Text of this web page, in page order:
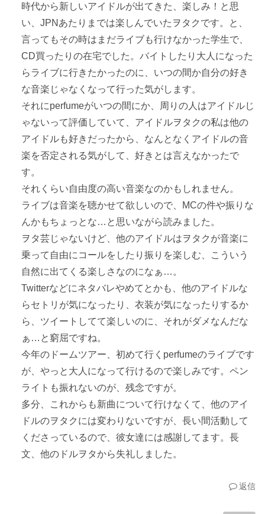
時代から新しいアイドルが出てきた、楽しみ！と思
い、JPNあたりまでは楽しんでいたヲタクです。と、
言ってもその時はまだライブも行けなかった学生で、
CD買ったりの在宅でした。バイトしたり大人になった
らライブに行きたかったのに、いつの間か自分の好き
な音楽じゃなくなって行った気がします。
それにperfumeがいつの間にか、周りの人はアイドルじ
ゃないって評価していて、アイドルヲタクの私は他の
アイドルも好きだったから、なんとなくアイドルの音
楽を否定される気がして、好きとは言えなかったで
す。
それくらい自由度の高い音楽なのかもしれません。
ライブは音楽を聴かせて欲しいので、MCの件や振りな
んかもちょっとな…と思いながら読みました。
ヲタ芸じゃないけど、他のアイドルはヲタクが音楽に
乗って自由にコールをしたり振りを楽しむ、こういう
自然に出てくる楽しさなのになぁ…。
Twitterなどにネタバレやめてとかも、他のアイドルな
らセトリが気になったり、衣装が気になったりするか
ら、ツイートしてて楽しいのに、それがダメなんだな
ぁ…と窮屈ですね。
今年のドームツアー、初めて行くperfumeのライブです
が、やっと大人になって行けるので楽しみです。ペン
ライトも振れないのが、残念ですが。
多分、これからも新曲について行けなくて、他のアイ
ドルのヲタクには変わりないですが、長い間活動して
くださっているので、彼女達には感謝してます。長
文、他のドルヲタから失礼しました。
返信